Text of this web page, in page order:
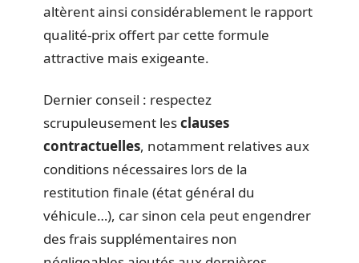
altèrent ainsi considérablement le rapport
qualité-prix offert par cette formule
attractive mais exigeante.
Dernier conseil : respectez
scrupuleusement lesclauses
contractuelles, notamment relatives aux
conditions nécessaires lors de la
restitution finale (état général du
véhicule…), car sinon cela peut engendrer
des frais supplémentaires non